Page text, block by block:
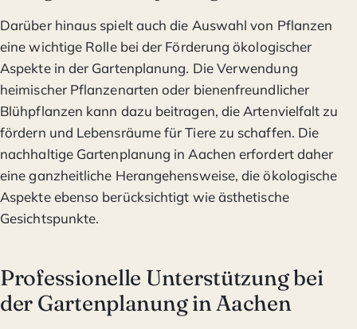
Darüber hinaus spielt auch die Auswahl von Pflanzen
eine wichtige Rolle bei der Förderung ökologischer
Aspekte in der Gartenplanung. Die Verwendung
heimischer Pflanzenarten oder bienenfreundlicher
Blühpflanzen kann dazu beitragen, die Artenvielfalt zu
fördern und Lebensräume für Tiere zu schaffen. Die
nachhaltige Gartenplanung in Aachen erfordert daher
eine ganzheitliche Herangehensweise, die ökologische
Aspekte ebenso berücksichtigt wie ästhetische
Gesichtspunkte.
Professionelle Unterstützung bei
der Gartenplanung in Aachen